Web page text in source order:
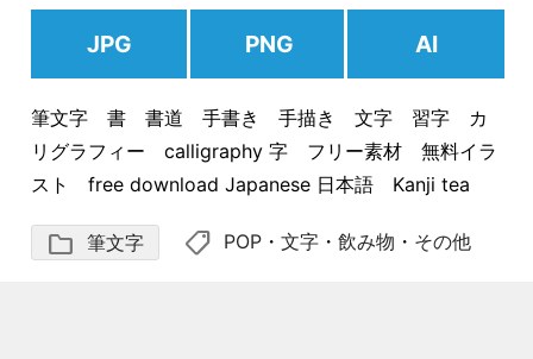
JPG PNG AI
筆文字 書 書道 手書き 手描き 文字 習字 カ
リグラフィー calligraphy 字 フリー素材 無料イラ
スト free download Japanese 日本語 Kanji tea
folder 筆文字 shoppingmode POP ・文字 ・飲み物 ・ その他